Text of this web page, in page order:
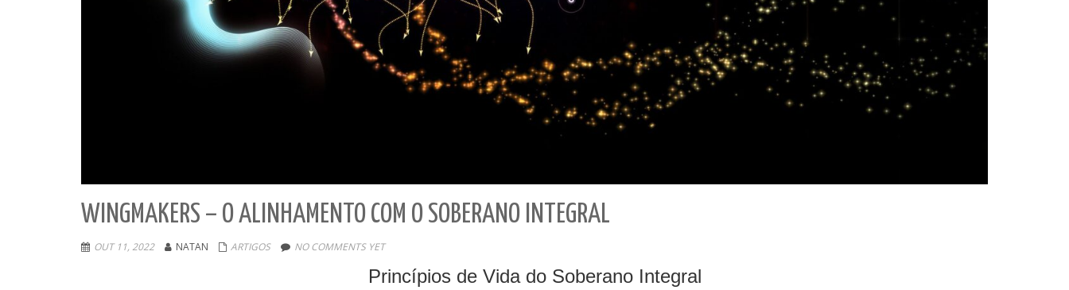
WINGMAKERS – O ALINHAMENTO COM O SOBERANO INTEGRAL
OUT 11, 2022 NATAN ARTIGOS NO COMMENTS YET
Princípios de Vida do Soberano Integral